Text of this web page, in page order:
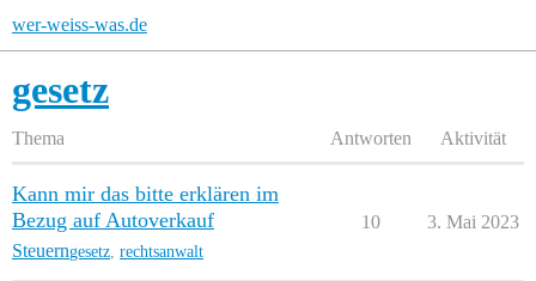
wer-weiss-was.de
gesetz
Thema Antworten Aktivität
Kann mir das bitte erklären im
Bezug auf Autoverkauf
Steuerngesetz rechtsanwalt
10 3. Mai 2023